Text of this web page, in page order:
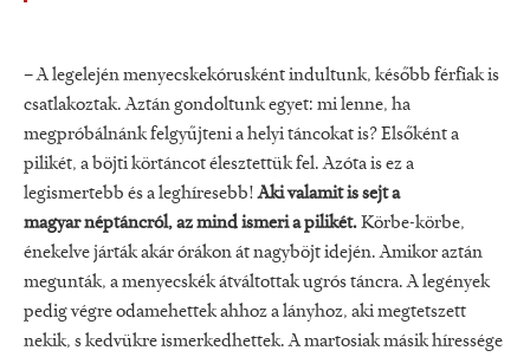
– A legelején menyecskekórusként indultunk, később férfiak is
csatlakoztak. Aztán gondoltunk egyet: mi lenne, ha
megpróbálnánk felgyűjteni a helyi táncokat is? Elsőként a
pilikét, a böjti körtáncot élesztettük fel. Azóta is ez a
legismertebb és a leghíresebb!Aki valamit is sejt a
magyar néptáncról, az mind ismeri a pilikét.Körbe-körbe,
énekelve járták akár órákon át nagyböjt idején. Amikor aztán
megunták, a menyecskék átváltottak ugrós táncra. A legények
pedig végre odamehettek ahhoz a lányhoz, aki megtetszett
nekik, s kedvükre ismerkedhettek. A martosiak másik híressége